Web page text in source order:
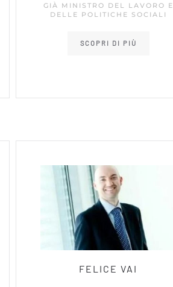
GIÀ MINISTRO DEL LAVORO E
DELLE POLITICHE SOCIALI
SCOPRI DI PIÙ
FELICE VAI